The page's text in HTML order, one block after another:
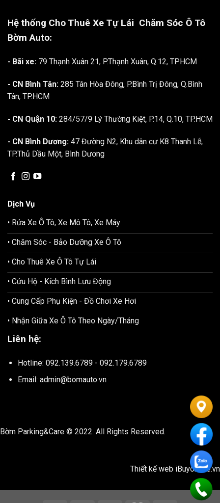
Hệ thống Cho Thuê Xe Tự Lái Chăm Sóc Ô Tô
Bờm Auto:
- Bãi xe: 79 Thạnh Xuân 21, P.Thạnh Xuân, Q.12, TP.HCM
- CN Bình Tân: 285 Tân Hòa Đông, P.Bình Trị Đông, Q.Bình
Tân, TP.HCM
- CN Quận 10: 284/57/9 Lý Thường Kiệt, P.14, Q.10, TP.HCM
- CN Bình Dương: 47 Đường N2, Khu dân cư K8 Thanh Lễ,
TP.Thủ Dầu Một, Bình Dương
Dịch Vụ
• Rửa Xe Ô Tô, Xe Mô Tô, Xe Máy
• Chăm Sóc - Bảo Dưỡng Xe Ô Tô
• Cho Thuê Xe Ô Tô Tự Lái
• Cứu Hộ - Kích Bình Lưu Động
• Cung Cấp Phụ Kiện - Đồ Chơi Xe Hơi
• Nhận Giữa Xe Ô Tô Theo Ngày/Tháng
Liên hệ:
Hotline: 092.139.6789 - 092.179.6789
Email: admin@bomauto.vn
Bờm Parking&Care © 2022. All Rights Reserved.
Thiết kế web iBuyonline.vn